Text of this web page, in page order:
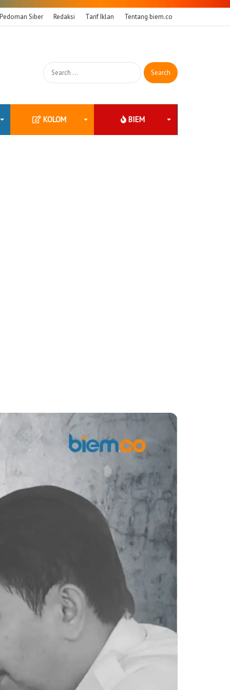
Pedoman Siber Redaksi Tarif Iklan Tentang biem.co
Search
for:
KOLOM BIEM